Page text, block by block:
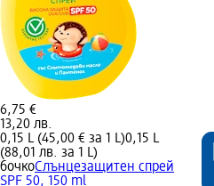
6,75 €
13,20 лв.
0,15 L (45,00 € за 1 L)0,15 L
(88,01 лв. за 1 L)
бочкоСлънцезащитен спрей
SPF 50, 150 ml